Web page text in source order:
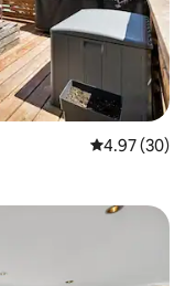
從 30 則評價
4.97 (30)